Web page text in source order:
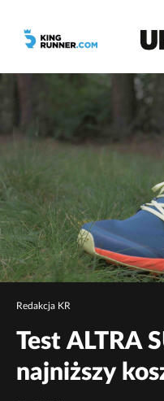
Redakcja KR
Test ALTRA
najniższy